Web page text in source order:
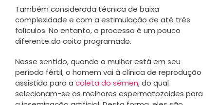
Também considerada técnica de baixa
complexidade e com a estimulação de até três
folículos. No entanto, o processo é um pouco
diferente do coito programado.
Nesse sentido, quando a mulher está em seu
período fértil, o homem vai à clínica de reprodução
assistida para a coleta do sêmen, do qual
selecionam-se os melhores espermatozoides para